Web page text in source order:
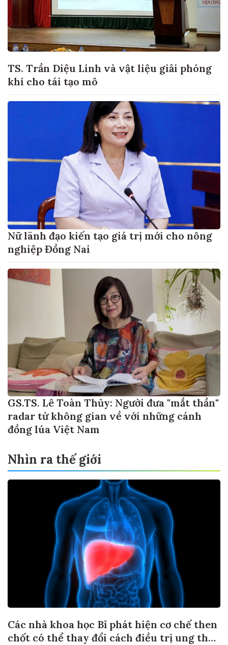
TS. Trần Diệu Linh và vật liệu giải phóng
khí cho tái tạo mô
Nữ lãnh đạo kiến tạo giá trị mới cho nông
nghiệp Đồng Nai
GS.TS. Lê Toàn Thủy: Người đưa "mắt thần"
radar từ không gian về với những cánh
đồng lúa Việt Nam
Nhìn ra thế giới
Các nhà khoa học Bỉ phát hiện cơ chế then
chốt có thể thay đổi cách điều trị ung thư